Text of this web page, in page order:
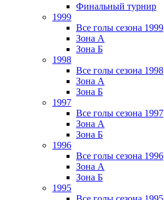
Финальный турнир
1999
Все голы сезона 1999
Зона А
Зона Б
1998
Все голы сезона 1998
Зона А
Зона Б
1997
Все голы сезона 1997
Зона А
Зона Б
1996
Все голы сезона 1996
Зона А
Зона Б
1995